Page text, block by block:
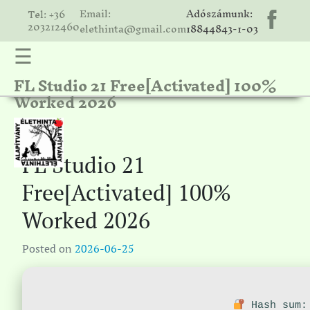
Tel: +36
203212460
Email:
elethinta@gmail.com
Adószámunk:
18844843-1-03
☰
FL Studio 21 Free[Activated] 100%
Worked 2026
FL Studio 21
Free[Activated] 100%
Worked 2026
Posted on 2026-06-25
Hash sum: